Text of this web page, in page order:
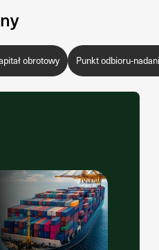
obrotowy Punkt odbioru-